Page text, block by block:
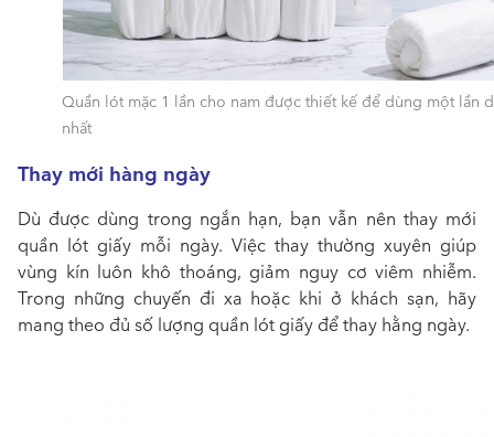
Quần lót mặc 1 lần cho nam được thiết kế để dùng một lần
nhất
Thay mới hàng ngày
Dù được dùng trong ngắn hạn, bạn vẫn nên thay mới
quần lót giấy mỗi ngày. Việc thay thường xuyên giúp
vùng kín luôn khô thoáng, giảm nguy cơ viêm nhiễm.
Trong những chuyến đi xa hoặc khi ở khách sạn, hãy
mang theo đủ số lượng quần lót giấy để thay hằng ngày.